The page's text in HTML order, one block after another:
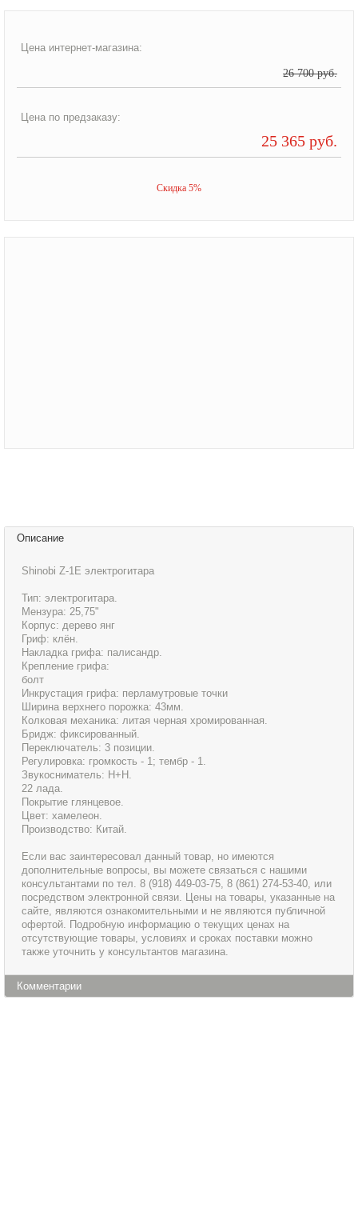
Цена интернет-магазина:
26 700 руб.
Цена по предзаказу:
25 365 руб.
Скидка 5%
Описание
Shinobi Z-1E электрогитара
Тип: электрогитара.
Мензура: 25,75"
Корпус: дерево янг
Гриф: клён.
Накладка грифа: палисандр.
Крепление грифа:
болт
Инкрустация грифа: перламутровые точки
Ширина верхнего порожка: 43мм.
Колковая механика: литая черная хромированная.
Бридж: фиксированный.
Переключатель: 3 позиции.
Регулировка: громкость - 1; тембр - 1.
Звукосниматель: Н+Н.
22 лада.
Покрытие глянцевое.
Цвет: хамелеон.
Производство: Китай.
Если вас заинтересовал данный товар, но имеются
дополнительные вопросы, вы можете связаться с нашими
консультантами по тел. 8 (918) 449-03-75, 8 (861) 274-53-40, или
посредством электронной связи. Цены на товары, указанные на
сайте, являются ознакомительными и не являются публичной
офертой. Подробную информацию о текущих ценах на
отсутствующие товары, условиях и сроках поставки можно
также уточнить у консультантов магазина.
Комментарии